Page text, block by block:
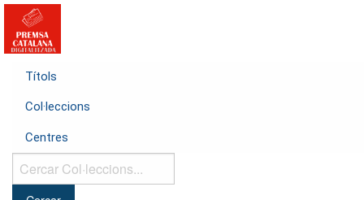
Títols
Col·leccions
Centres
Cercar
Col·leccions...